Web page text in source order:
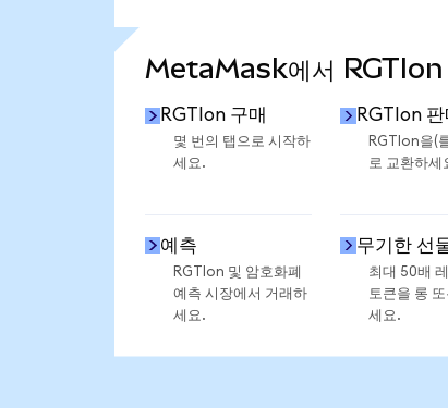
MetaMask에서 RGTIon
RGTIon 구매
몇 번의 탭으로 시작하
세요.
RGTIon 판
RGTIon을(
로 교환하세
예측
RGTIon 및 암호화폐
예측 시장에서 거래하
세요.
무기한 선
최대 50배
토큰을 롱
세요.